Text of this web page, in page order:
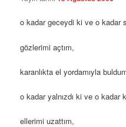
o kadar geceydi ki ve o kadar
gözlerimi açtım,
karanlıkta el yordamıyla
o kadar yalnızdı ki ve o kadar
ellerimi uzattım,